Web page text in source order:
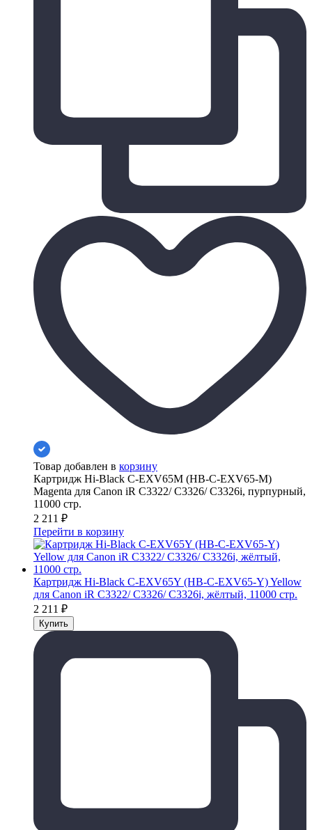
Товар добавлен в корзину
Картридж Hi-Black C-EXV65M (HB-C-EXV65-M)
Magenta для Canon iR C3322/ C3326/ C3326i, пурпурный,
11000 стр.
2 211 ₽
Перейти в корзину
Картридж Hi-Black C-EXV65Y (HB-C-EXV65-Y) Yellow
для Canon iR C3322/ C3326/ C3326i, жёлтый, 11000 стр.
2 211 ₽